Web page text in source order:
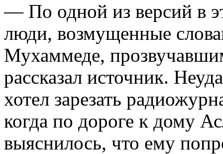
— По одной из версий в
люди, возмущенные
Мухаммеде,
рассказал источник.
хотел зарезать
когда по дороге к дому
выяснилось, что ему